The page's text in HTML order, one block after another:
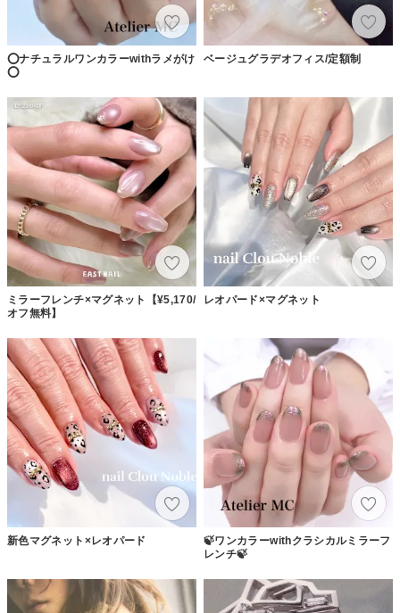
⭕️ナチュラルワンカラーwithラメがけ
⭕️
ベージュグラデオフィス/定額制
ミラーフレンチ×マグネット【¥5,170/
オフ無料】
レオパード×マグネット
新色マグネット×レオパード
🍃ワンカラーwithクラシカルミラーフ
レンチ🍃